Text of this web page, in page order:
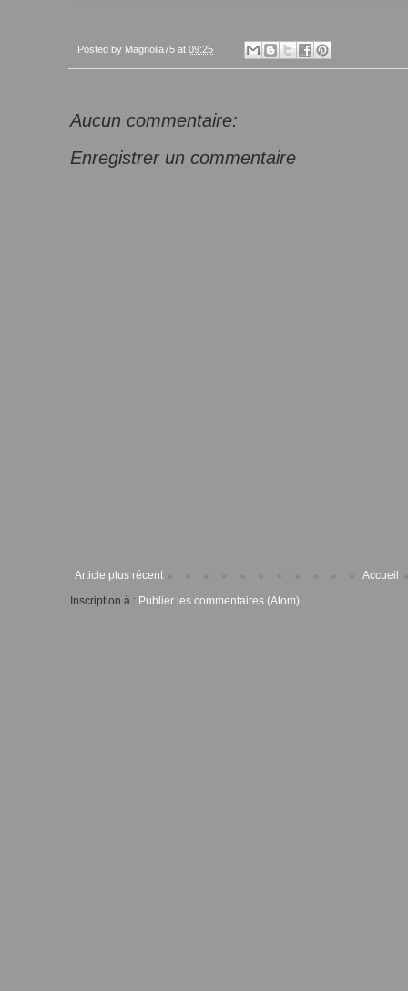
Posted by Magnolia75 at 09:25
Aucun commentaire:
Enregistrer un commentaire
Article plus récent
Accueil
Inscription à : Publier les commentaires (Atom)